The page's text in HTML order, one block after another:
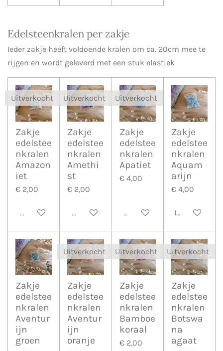
Edelsteenkralen per zakje
Ieder zakje heeft voldoende kralen om ca. 20cm mee te
rijgen en wordt geleverd met een stuk elastiek
Uitverkocht
Zakje
edelstee
nkralen
Amazon
iet
€ 2,00
Uitverkocht
Uitverkocht
Zakje
edelstee
nkralen
Amethi
st
€ 2,00
Uitverkocht
Uitverkocht
Zakje
edelstee
nkralen
Apatiet
€ 4,00
Uitverkocht
Zakje
edelstee
nkralen
Aquam
arijn
€ 4,00
In
Zakje
edelstee
nkralen
Aventur
ijn
groen
Uitverkocht
Zakje
edelstee
nkralen
Aventur
ijn
oranje
Uitverkocht
Zakje
edelstee
nkralen
Bamboe
koraal
€ 2,00
Uitverkocht
Zakje
edelstee
nkralen
Botswa
na
agaat